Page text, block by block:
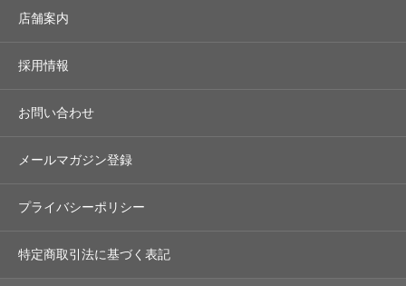
店舗案内
採用情報
お問い合わせ
メールマガジン登録
プライバシーポリシー
特定商取引法に基づく表記